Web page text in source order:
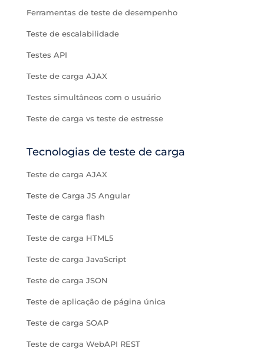
Ferramentas de teste de desempenho
Teste de escalabilidade
Testes API
Teste de carga AJAX
Testes simultâneos com o usuário
Teste de carga vs teste de estresse
Tecnologias de teste de carga
Teste de carga AJAX
Teste de Carga JS Angular
Teste de carga flash
Teste de carga HTML5
Teste de carga JavaScript
Teste de carga JSON
Teste de aplicação de página única
Teste de carga SOAP
Teste de carga WebAPI REST